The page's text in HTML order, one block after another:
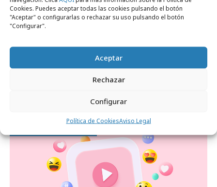
Cookies. Puedes aceptar todas las cookies pulsando el botón
"Aceptar" o configurarlas o rechazar su uso pulsando el botón
"Configurar".
Aceptar
Rechazar
Configurar
Política de CookiesAviso Legal
miércoles, 22 de julio 2026
1 de cada 4 usuarios de redes compra
directamente dentro de ellas